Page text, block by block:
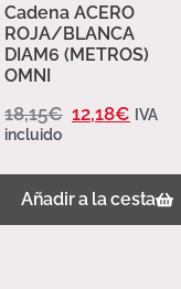
Cadena ACERO
ROJA/BLANCA
DIAM6 (METROS)
OMNI
18,15€ 12,18€ IVA
incluido
Añadir a la cesta